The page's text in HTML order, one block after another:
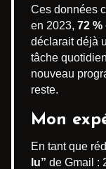
Ces données
en 2023, 72
déclarait déjà
tâche
nouveau
reste.
Mon
En tant que
lu” de Gmail :